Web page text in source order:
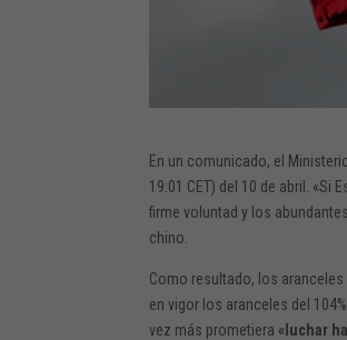
En un comunicado, el
19:01 CET) del 10 de abril.
firme voluntad y los
chino.
Como resultado, los
en vigor los aranceles del
vez más prometiera«luchar